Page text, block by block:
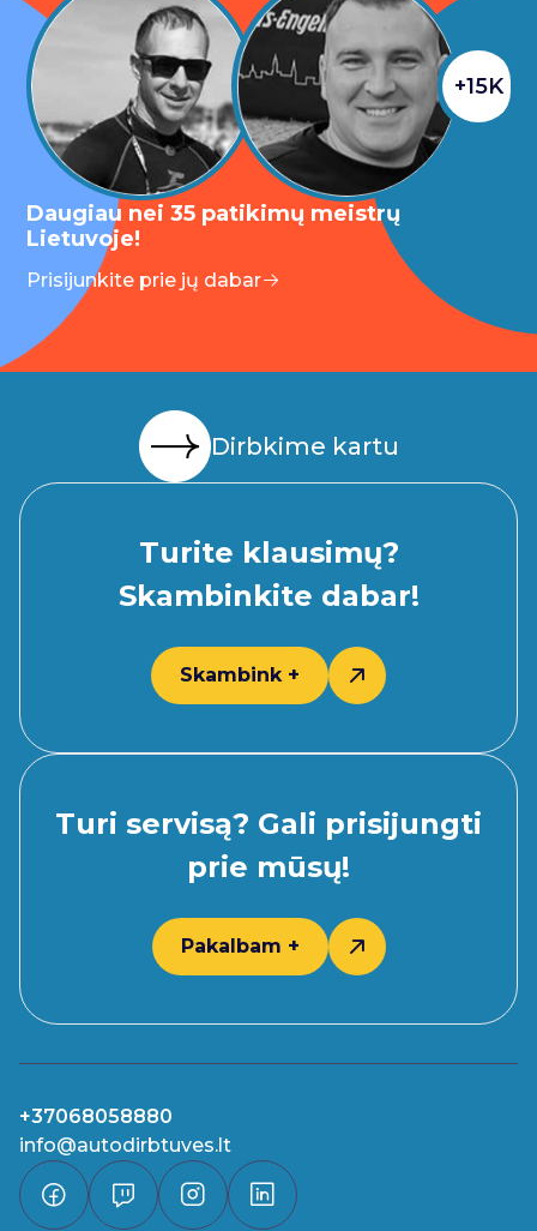
+15K
Daugiau nei 35 patikimų meistrų
Lietuvoje!
Prisijunkite prie jų dabar
Dirbkime kartu
Turite klausimų?
Skambinkite dabar!
Skambink +
Turi servisą? Gali prisijungti
prie mūsų!
Pakalbam +
+37068058880
info@autodirbtuves.lt